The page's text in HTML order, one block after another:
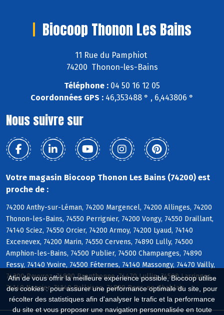
Afin de vous offrir la meilleure expérience possible, Biocoop utilise
des cookies : pour assurer une performance optimale du site, pour
récolter des statistiques afin d'analyser le trafic et la performance
du site et vous proposer une navigation personnalisée en toute
Biocoop Thonon Les Bains
11 Rue du Pamphiot
74200 Thonon-les-Bains
Téléphone : 04 50 16 12 05
Coordonnées GPS : 46,353488 ° , 6,443806 °
Nous suivre sur
Votre magasin Biocoop Thonon Les Bains (74200) est
proche de :
74200 Anthy-sur-Léman, 74200 Margencel, 74200 Allinges, 74200
Thonon-les-Bains, 74550 Perrignier, 74200 Vongy, 74550 Draillant,
74140 Sciez, 74550 Orcier, 74200 Armoy, 74200 Lyaud, 74140
Excenevex, 74200 Marin, 74550 Cervens, 74890 Lully, 74500
Amphion-les-Bains, 74500 Publier, 74500 Champanges, 74890
Fessy, 74140 Yvoire, 74500 Féternes, 74140 Massongy, 74470 Vailly,
74200 Reyvroz, 74890 Brenthonne, 74470 Lullin, 74500 Larringes,
74140 Nernier, 74140 Ballaison, 74890 Bons-en-Chablais